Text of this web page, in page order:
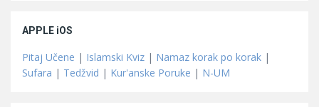
APPLE iOS
Pitaj Učene | Islamski Kviz | Namaz korak po korak |
Sufara | Tedžvid | Kur'anske Poruke | N-UM